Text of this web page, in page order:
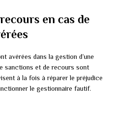
en cas de
avérées dans la gestion d’une
sanctions et de recours sont
à la fois à réparer le préjudice
le gestionnaire fautif.